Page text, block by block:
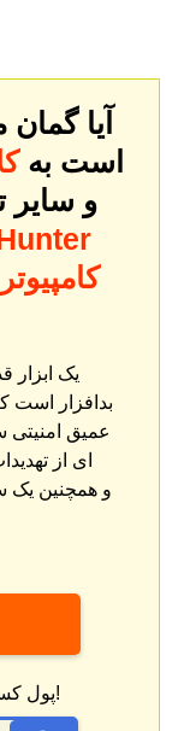
آیا
است به
بدافزار است
عمیق
ای از
پول کسب و کار خود را پس انداز کنید!